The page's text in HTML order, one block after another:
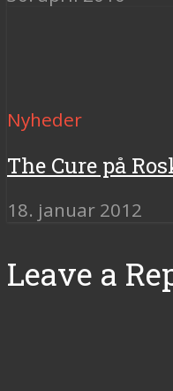
Nyheder
The Cure på
18. januar 2012
Leave a